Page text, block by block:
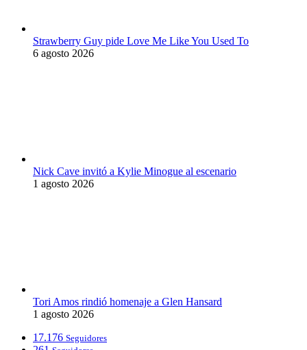
Strawberry Guy pide Love Me Like You Used To
6 agosto 2026
Nick Cave invitó a Kylie Minogue al escenario
1 agosto 2026
Tori Amos rindió homenaje a Glen Hansard
1 agosto 2026
17.176 Seguidores